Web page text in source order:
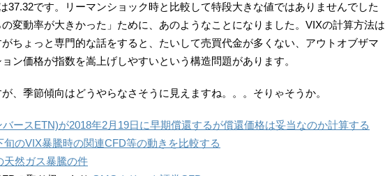
37.32です。リーマンショック時と比較して特段大きな値ではありませんでした
変動率が大きかった」ために、あのようなことになりました。VIXの計算方法は
ちょっと専門的な話をすると、たいして売買代金が多くない、アウトオブザマ
ン価格が指数を嵩上げしやすいという構造問題があります。
、季節傾向はどうやらなさそうに見えますね。。。そりゃそうか。
ースETN)が2018年2月19日に早期償還するが償還価格は妥当なのか計算する
旬のVIX暴騰時の関連CFD等の動きを比較する
天然ガス暴騰の件